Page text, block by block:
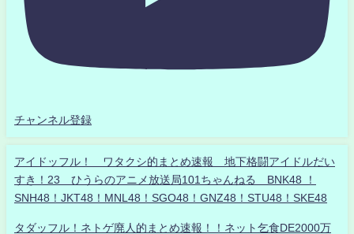
チャンネル登録
アイドッフル！ ワタクシ的まとめ速報 地下格闘アイドルだい
すき！23 ひうらのアニメ放送局101ちゃんねる BNK48 ！
SNH48！JKT48！MNL48！SGO48！GNZ48！STU48！SKE48
タダッフル！ネトゲ廃人的まとめ速報！！ネット乞食DE2000万